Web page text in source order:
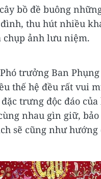
bồ đề buông
thu hút nhiều
ảnh lưu niệm.
trưởng Ban
thế hệ đều rất vui
trưng độc đáo
nhau gìn giữ,
sẽ cũng như